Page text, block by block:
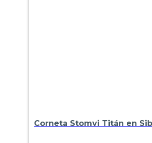
Corneta Stomvi Titán en Sib